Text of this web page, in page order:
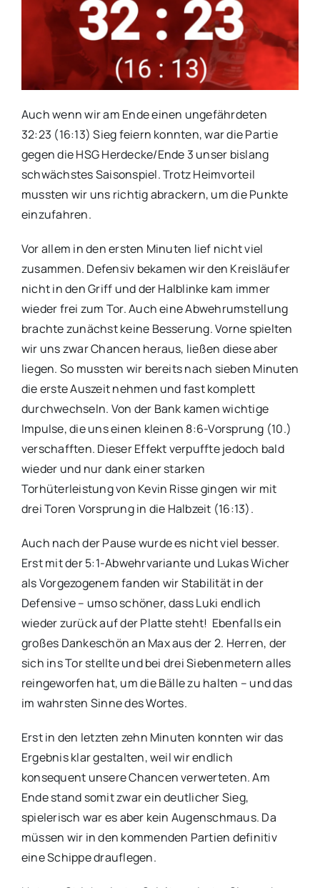
Auch wenn wir am Ende einen ungefährdeten
32:23 (16:13) Sieg feiern konnten, war die Partie
gegen die HSG Herdecke/Ende 3 unser bislang
schwächstes Saisonspiel. Trotz Heimvorteil
mussten wir uns richtig abrackern, um die Punkte
einzufahren.
Vor allem in den ersten Minuten lief nicht viel
zusammen. Defensiv bekamen wir den Kreisläufer
nicht in den Griff und der Halblinke kam immer
wieder frei zum Tor. Auch eine Abwehrumstellung
brachte zunächst keine Besserung. Vorne spielten
wir uns zwar Chancen heraus, ließen diese aber
liegen. So mussten wir bereits nach sieben Minuten
die erste Auszeit nehmen und fast komplett
durchwechseln. Von der Bank kamen wichtige
Impulse, die uns einen kleinen 8:6-Vorsprung (10.)
verschafften. Dieser Effekt verpuffte jedoch bald
wieder und nur dank einer starken
Torhüterleistung von Kevin Risse gingen wir mit
drei Toren Vorsprung in die Halbzeit (16:13).
Auch nach der Pause wurde es nicht viel besser.
Erst mit der 5:1-Abwehrvariante und Lukas Wicher
als Vorgezogenem fanden wir Stabilität in der
Defensive – umso schöner, dass Luki endlich
wieder zurück auf der Platte steht! Ebenfalls ein
großes Dankeschön an Max aus der 2. Herren, der
sich ins Tor stellte und bei drei Siebenmetern alles
reingeworfen hat, um die Bälle zu halten – und das
im wahrsten Sinne des Wortes.
Erst in den letzten zehn Minuten konnten wir das
Ergebnis klar gestalten, weil wir endlich
konsequent unsere Chancen verwerteten. Am
Ende stand somit zwar ein deutlicher Sieg,
spielerisch war es aber kein Augenschmaus. Da
müssen wir in den kommenden Partien definitiv
eine Schippe drauflegen.